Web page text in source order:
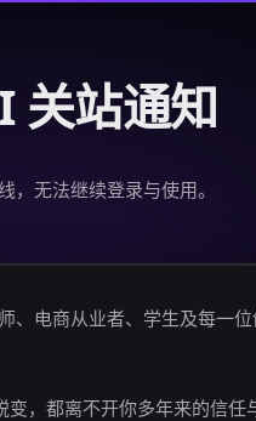
关站通知
，无法继续登录与使用。
电商从业者、学生及每一
，都离不开你多年来的信任